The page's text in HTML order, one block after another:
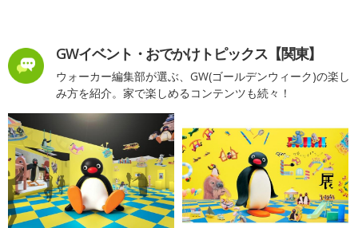
GWイベント・おでかけトピックス【関東】
ウォーカー編集部が選ぶ、GW(ゴールデンウィーク)の楽し
み方を紹介。家で楽しめるコンテンツも続々！